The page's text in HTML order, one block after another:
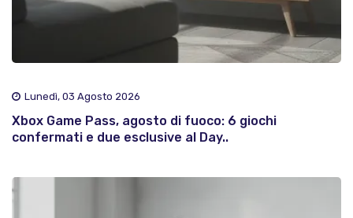
Lunedì, 03 Agosto 2026
Xbox Game Pass, agosto di fuoco: 6 giochi
confermati e due esclusive al Day..